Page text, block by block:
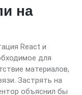
на
React и
для
материалов,
Застрять на
объяснил бы